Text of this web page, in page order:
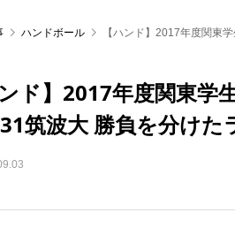
ハンドボール 【ハンド】2017年度関東
ンド】2017年度関東
筑波大 勝負を分けた